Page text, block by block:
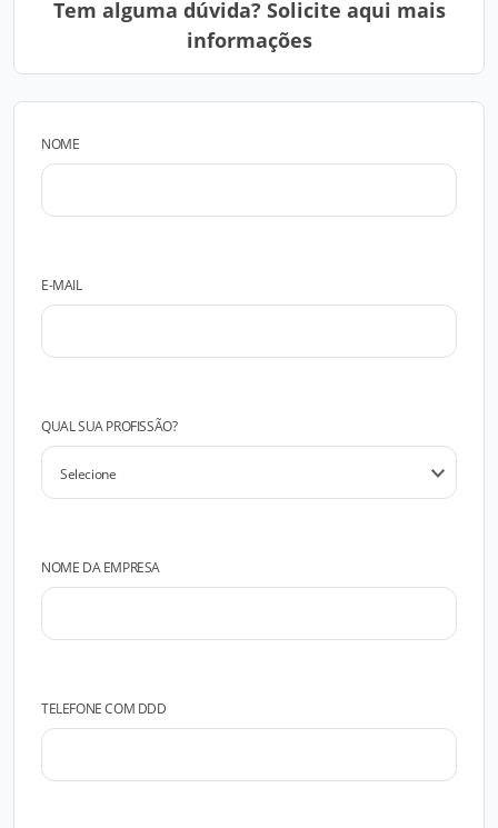
Tem alguma dúvida? Solicite aqui mais
informações
NOME
E-MAIL
QUAL SUA PROFISSÃO?
NOME DA EMPRESA
TELEFONE COM DDD